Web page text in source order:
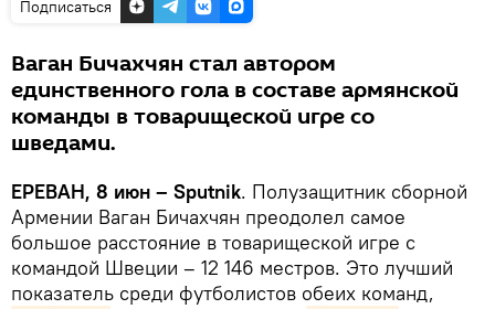
Подписаться
Ваган Бичахчян стал автором
единственного гола в составе армянской
команды в товарищеской игре со
шведами.
ЕРЕВАН, 8 июн – Sputnik. Полузащитник сборной
Армении Ваган Бичахчян преодолел самое
большое расстояние в товарищеской игре с
командой Швеции – 12 146 местров. Это лучший
показатель среди футболистов обеих команд,